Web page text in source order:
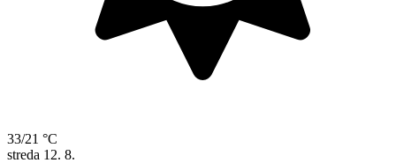
33/21 °C
streda 12. 8.